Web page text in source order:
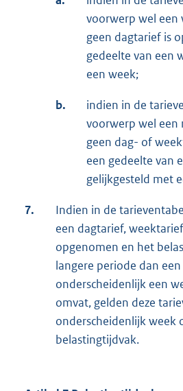
voorwerp wel een
geen dagtarief is
gedeelte van een
een week;
b.
indien in de
voorwerp wel een
geen dag- of
een gedeelte van
gelijkgesteld met
7.
Indien in de
een dagtarief,
opgenomen en het
langere periode dan
onderscheidenlijk een
omvat, gelden deze
onderscheidenlijk week
belastingtijdvak.